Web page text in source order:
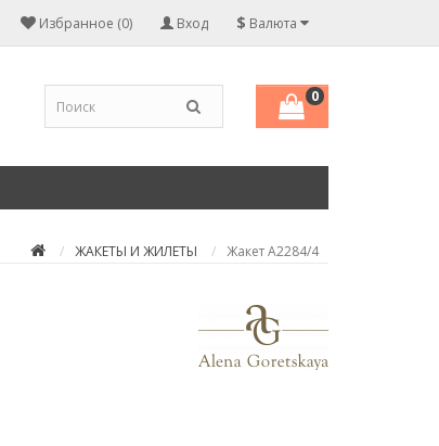
$ Валюта
Вход
Избранное (0)
0
ЖАКЕТЫ И ЖИЛЕТЫ Жакет А2284/4